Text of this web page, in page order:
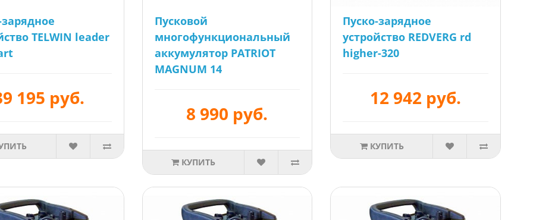
TELWIN leader
195 руб.
Пусковой
многофункциональный
аккумулятор PATRIOT
MAGNUM 14
8 990 руб.
КУПИТЬ
Пуско-зарядное
устройство REDVERG rd
higher-320
12 942 руб.
КУПИТЬ